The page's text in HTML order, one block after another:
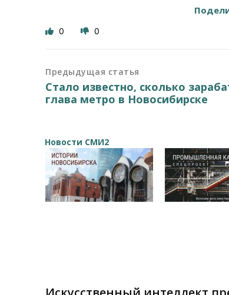
0 0
Предыдущая статья
Стало известно, сколько
глава метро в Новосибирске
Новости СМИ2